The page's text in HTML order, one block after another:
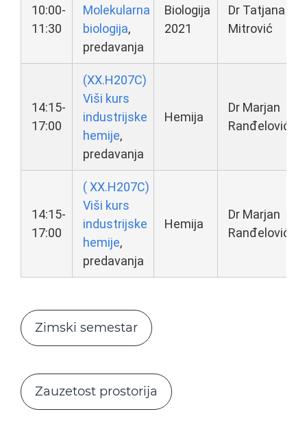
10:00-
11:30
Molekularna
biologija,
predavanja
Biologija
2021
Dr Tatjana
Mitrović
14:15-
17:00
(XX.H207C)
Viši kurs
industrijske
hemije,
predavanja
Hemija
Dr Marjan
Ranđelović
14:15-
17:00
( XX.H207C)
Viši kurs
industrijske
hemije,
predavanja
Hemija
Dr Marjan
Ranđelović
Zimski semestar
Zauzetost prostorija